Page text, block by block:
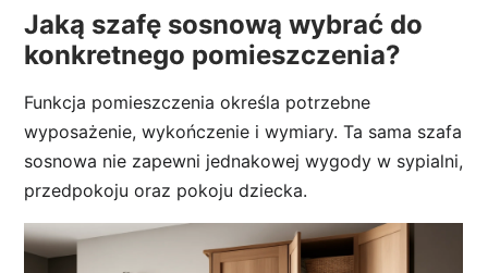
Jaką szafę sosnową wybrać do
konkretnego pomieszczenia?
Funkcja pomieszczenia określa potrzebne
wyposażenie, wykończenie i wymiary. Ta sama szafa
sosnowa nie zapewni jednakowej wygody w sypialni,
przedpokoju oraz pokoju dziecka.